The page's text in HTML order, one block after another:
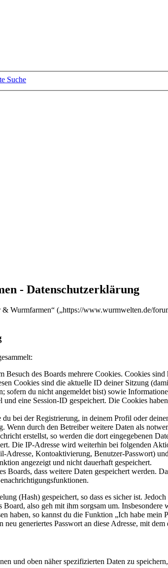
Suche
- Datenschutzerklärung
Wurmfarmen“ („https://www.wurmwelten.de/
des Boards mehrere Cookies. Cookies
Cookies sind die aktuelle ID deiner Sitzung
sofern du nicht angemeldet bist) sowie
eine Session-ID gespeichert. Die Cookies
bei der Registrierung, in deinem Profil oder
Wenn durch den Betreiber weitere Daten als
erstellst, so werden die dort eingegebenen
Die IP-Adresse wird weiterhin bei folgenden
Adresse, Kontoaktivierung, Benutzer-Passwort)
angezeigt und nicht dauerhaft gespeichert.
Boards, dass weitere Daten gespeichert werden.
(Hash) gespeichert, so dass es sicher ist.
also geh mit ihm sorgsam um.
haben, so kannst du die Funktion „Ich habe
generiertes Passwort an diese Adresse, mit
und oben näher spezifizierten Daten zu